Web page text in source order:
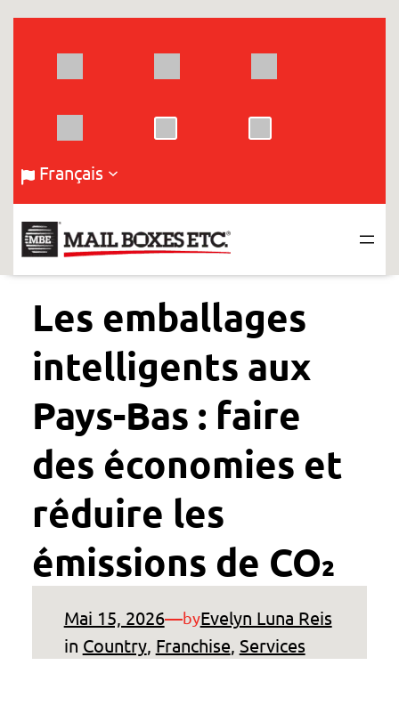
Aller
Français
Les emballages
intelligents aux
Pays-Bas : faire
des économies et
réduire les
émissions de CO₂
Mai 15, 2026—byEvelyn Luna Reis
in Country, Franchise, Services